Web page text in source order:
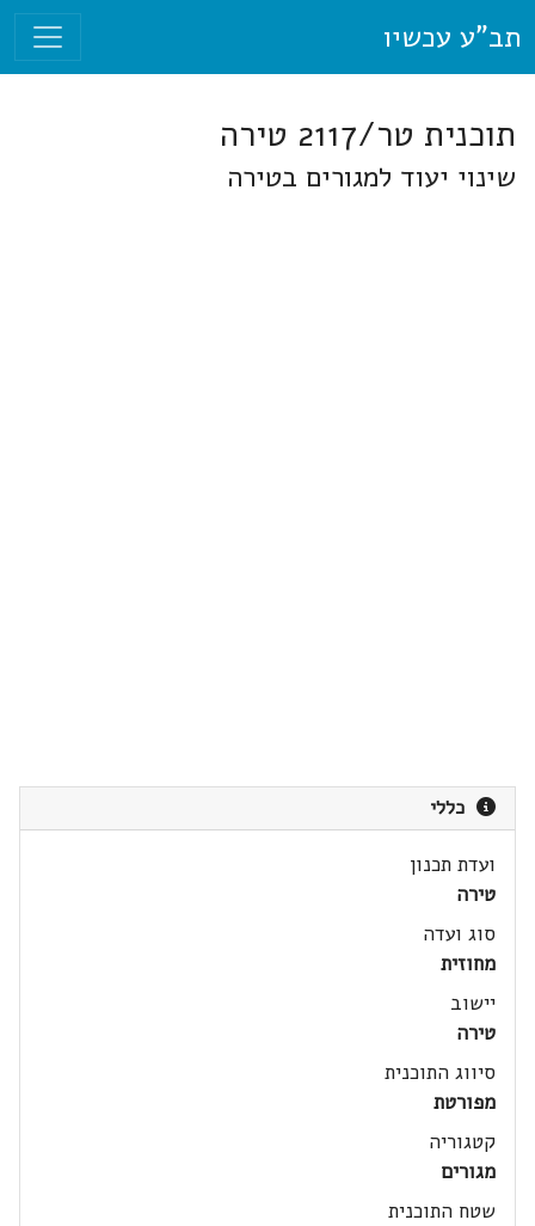
תב"ע עכשיו
תוכנית טר/2117 טירה
שינוי יעוד למגורים בטירה
כללי
ועדת תכנון
טירה
סוג ועדה
מחוזית
יישוב
טירה
סיווג התוכנית
מפורטת
קטגוריה
מגורים
שטח התוכנית